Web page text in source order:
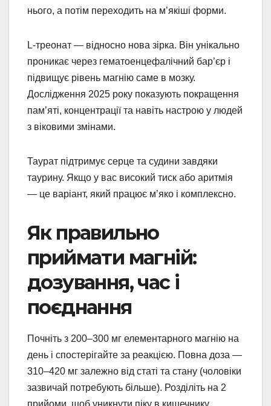
нього, а потім переходить на м’якіші форми.
L-треонат — відносно нова зірка. Він унікально
проникає через гематоенцефалічний бар’єр і
підвищує рівень магнію саме в мозку.
Дослідження 2025 року показують покращення
пам’яті, концентрації та навіть настрою у людей
з віковими змінами.
Таурат підтримує серце та судини завдяки
таурину. Якщо у вас високий тиск або аритмія
— це варіант, який працює м’яко і комплексно.
Як правильно
приймати магній:
дозування, час і
поєднання
Почніть з 200–300 мг елементарного магнію на
день і спостерігайте за реакцією. Повна доза —
310–420 мг залежно від статі та стану (чоловіки
зазвичай потребують більше). Розділіть на 2
прийоми, щоб уникнути піку в кишечнику.